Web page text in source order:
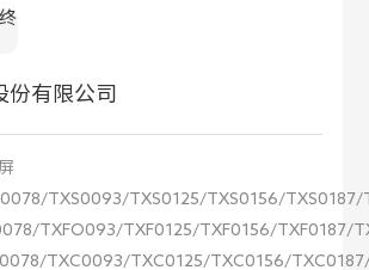
份有限公司
TXS0093/TXS0125/TXS0156/TXS0187/
TXFO093/TXF0125/TXF0156/TXF0187/
TXC0093/TXC0125/TXC0156/